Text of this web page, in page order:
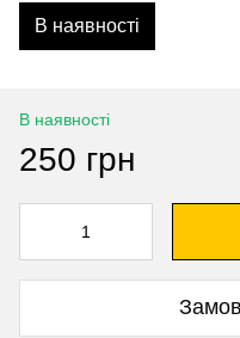
В наявності
В наявності
250 грн